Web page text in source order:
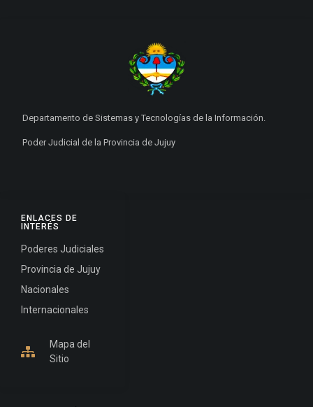
ENLACES DE
INTERÉS
Poderes Judiciales
Provincia de Jujuy
Nacionales
Internacionales
Mapa del
Sitio
Departamento de Sistemas y Tecnologías de la Información.
Poder Judicial de la Provincia de Jujuy